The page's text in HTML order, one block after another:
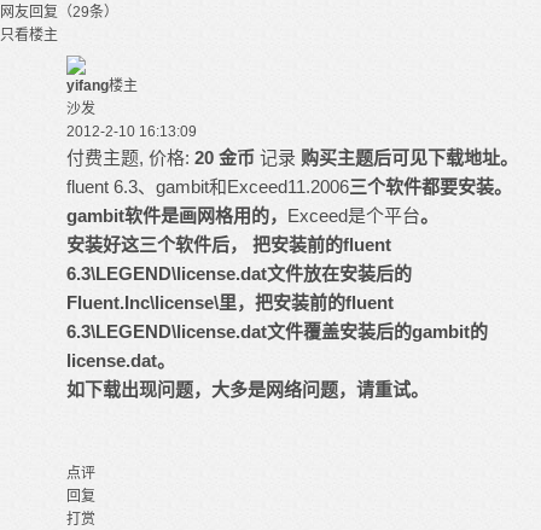
网友回复（29条）
只看楼主
yifang楼主
沙发
2012-2-10 16:13:09
付费主题, 价格: 20 金币 记录 购买主题后可见下载地址。
fluent 6.3、gambit和Exceed11.2006三个软件都要安装。
gambit软件是画网格用的， Exceed是个平台。
安装好这三个软件后， 把安装前的fluent
6.3\LEGEND\license.dat文件放在安装后的
Fluent.Inc\license\里，把安装前的fluent
6.3\LEGEND\license.dat文件覆盖安装后的gambit的
license.dat。
如下载出现问题，大多是网络问题，请重试。
点评
回复
打赏